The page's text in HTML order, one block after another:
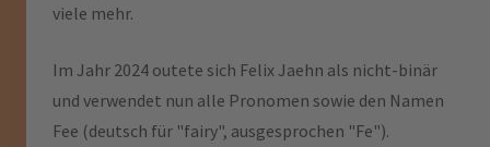
viele mehr.
Im Jahr 2024 outete sich Felix Jaehn als nicht-binär
und verwendet nun alle Pronomen sowie den Namen
Fee (deutsch für "fairy", ausgesprochen "Fe").